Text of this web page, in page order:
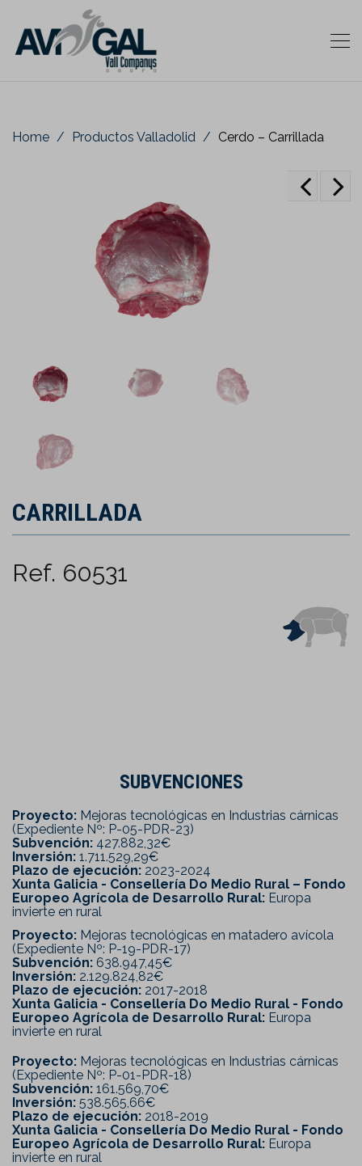
Home Productos Valladolid Cerdo – Carrillada
CARRILLADA
Ref. 60531
SUBVENCIONES
Proyecto: Mejoras tecnológicas en Industrias cárnicas
(Expediente Nº: P-05-PDR-23)
Subvención: 427.882,32€
Inversión: 1.711.529,29€
Plazo de ejecución: 2023-2024
Xunta Galicia - Consellería Do Medio Rural – Fondo
Europeo Agrícola de Desarrollo Rural: Europa
invierte en rural
Proyecto: Mejoras tecnológicas en matadero avícola
(Expediente Nº: P-19-PDR-17)
Subvención: 638.947,45€
Inversión: 2.129.824,82€
Plazo de ejecución: 2017-2018
Xunta Galicia - Consellería Do Medio Rural - Fondo
Europeo Agrícola de Desarrollo Rural: Europa
invierte en rural
Proyecto: Mejoras tecnológicas en Industrias cárnicas
(Expediente Nº: P-01-PDR-18)
Subvención: 161.569,70€
Inversión: 538.565,66€
Plazo de ejecución: 2018-2019
Xunta Galicia - Consellería Do Medio Rural - Fondo
Europeo Agrícola de Desarrollo Rural: Europa
invierte en rural